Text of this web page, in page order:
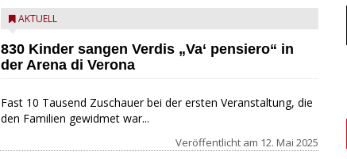
AKTUELL
830 Kinder sangen Verdis „Va‘ pensiero“ in
der Arena di Verona
Fast 10 Tausend Zuschauer bei der ersten Veranstaltung, die
den Familien gewidmet war...
Veröffentlicht am 12. Mai 2025